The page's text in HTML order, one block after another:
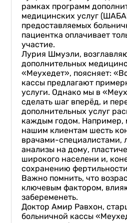
рамках программ
медицинских услуг
предоставляемых
пациентка оплачивает
участие.
Лурия Шмуэли,
дополнительных
«Меухедет», поясняет:
кассы предлагают
услуги. Однако мы в
сделать шаг вперёд, и
дополнительных услуг
каждым годом. Например,
нашим клиентам шесть
врачами-специалистами,
анализы на дому,
широкого населени и,
сохранению
Важно помнить, что
ключевым фактором,
забеременеть.
Доктор Амир Равхон,
больничной кассы